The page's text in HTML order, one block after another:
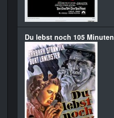
Du lebst noch 105 Minuten